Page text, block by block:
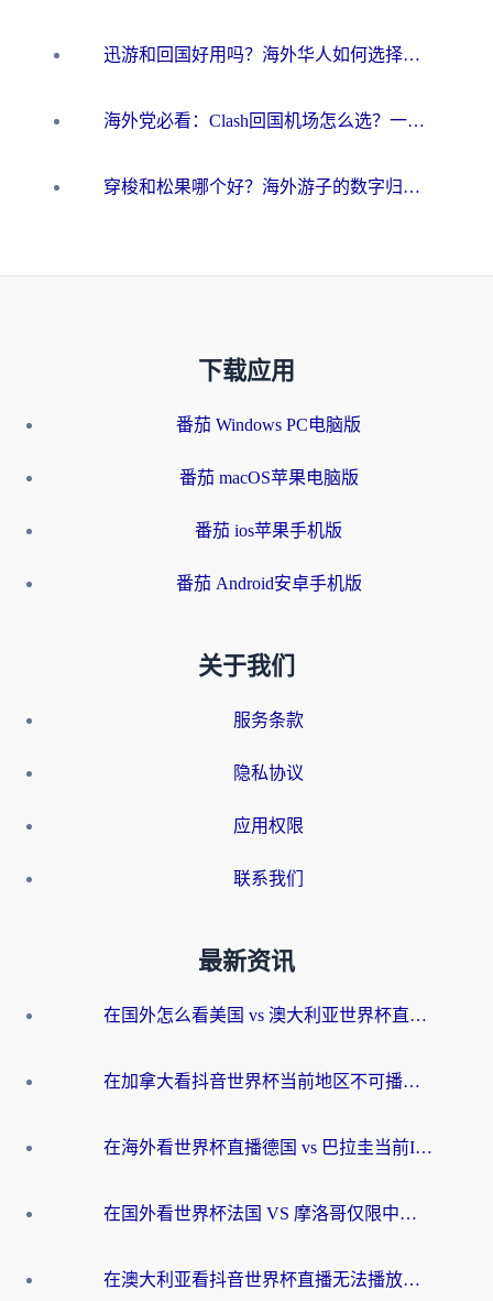
迅游和回国好用吗？海外华人如何选择靠谱的回国加速器
海外党必看：Clash回国机场怎么选？一篇搞定无缝访问国内资源的全攻略
穿梭和松果哪个好？海外游子的数字归乡路，到底该怎么选
下载应用
番茄 Windows PC电脑版
番茄 macOS苹果电脑版
番茄 ios苹果手机版
番茄 Android安卓手机版
关于我们
服务条款
隐私协议
应用权限
联系我们
最新资讯
在国外怎么看美国 vs 澳大利亚世界杯直播？海外党必藏的中文解说观赛指南
在加拿大看抖音世界杯当前地区不可播放？海外党体育观赛终极指南
在海外看世界杯直播德国 vs 巴拉圭当前IP受限制？这篇指南帮你轻松解决地区限制
在国外看世界杯法国 VS 摩洛哥仅限中国大陆？别让地域限制拦下你的欢呼
在澳大利亚看抖音世界杯直播无法播放？海外党体育观赛终极指南来了！